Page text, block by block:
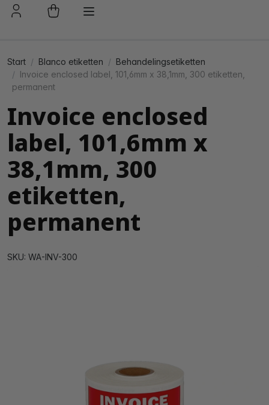
Start Blanco etiketten
Behandelingsetiketten
Invoice enclosed label, 101,6mm x 38,1mm, 300 etiketten,
permanent
Invoice enclosed
label, 101,6mm x
38,1mm, 300
etiketten,
permanent
SKU: WA-INV-300